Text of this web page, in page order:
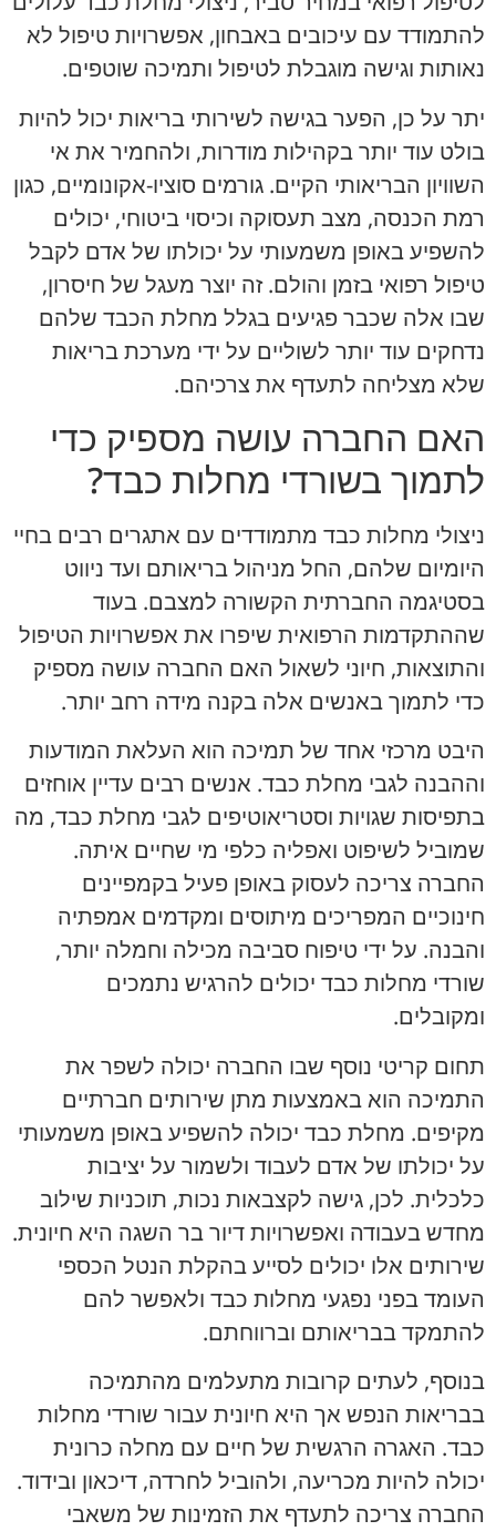
להתמודד עם עיכובים באבחון, אפשרויות טיפול לא
נאותות וגישה מוגבלת לטיפול ותמיכה שוטפים.
יתר על כן, הפער בגישה לשירותי בריאות יכול להיות
בולט עוד יותר בקהילות מודרות, ולהחמיר את אי
השוויון הבריאותי הקיים. גורמים סוציו-אקונומיים, כגון
רמת הכנסה, מצב תעסוקה וכיסוי ביטוחי, יכולים
להשפיע באופן משמעותי על יכולתו של אדם לקבל
טיפול רפואי בזמן והולם. זה יוצר מעגל של חיסרון,
שבו אלה שכבר פגיעים בגלל מחלת הכבד שלהם
נדחקים עוד יותר לשוליים על ידי מערכת בריאות
שלא מצליחה לתעדף את צרכיהם.
האם החברה עושה מספיק כדי
לתמוך בשורדי מחלות כבד?
ניצולי מחלות כבד מתמודדים עם אתגרים רבים בחיי
היומיום שלהם, החל מניהול בריאותם ועד ניווט
בסטיגמה החברתית הקשורה למצבם. בעוד
שההתקדמות הרפואית שיפרו את אפשרויות הטיפול
והתוצאות, חיוני לשאול האם החברה עושה מספיק
כדי לתמוך באנשים אלה בקנה מידה רחב יותר.
היבט מרכזי אחד של תמיכה הוא העלאת המודעות
וההבנה לגבי מחלת כבד. אנשים רבים עדיין אוחזים
בתפיסות שגויות וסטריאוטיפים לגבי מחלת כבד, מה
שמוביל לשיפוט ואפליה כלפי מי שחיים איתה.
החברה צריכה לעסוק באופן פעיל בקמפיינים
חינוכיים המפריכים מיתוסים ומקדמים אמפתיה
והבנה. על ידי טיפוח סביבה מכילה וחמלה יותר,
שורדי מחלות כבד יכולים להרגיש נתמכים
ומקובלים.
תחום קריטי נוסף שבו החברה יכולה לשפר את
התמיכה הוא באמצעות מתן שירותים חברתיים
מקיפים. מחלת כבד יכולה להשפיע באופן משמעותי
על יכולתו של אדם לעבוד ולשמור על יציבות
כלכלית. לכן, גישה לקצבאות נכות, תוכניות שילוב
מחדש בעבודה ואפשרויות דיור בר השגה היא חיונית.
שירותים אלו יכולים לסייע בהקלת הנטל הכספי
העומד בפני נפגעי מחלות כבד ולאפשר להם
להתמקד בבריאותם וברווחתם.
בנוסף, לעתים קרובות מתעלמים מהתמיכה
בבריאות הנפש אך היא חיונית עבור שורדי מחלות
כבד. האגרה הרגשית של חיים עם מחלה כרונית
יכולה להיות מכריעה, ולהוביל לחרדה, דיכאון ובידוד.
החברה צריכה לתעדף את הזמינות של משאבי